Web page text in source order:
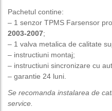
Pachetul contine:
– 1 senzor TPMS Farsensor
2003-2007;
– 1 valva metalica de calitate
– instructiuni montaj;
– instructiuni sincronizare cu
– garantie 24 luni.
Se recomanda instalarea de
service.